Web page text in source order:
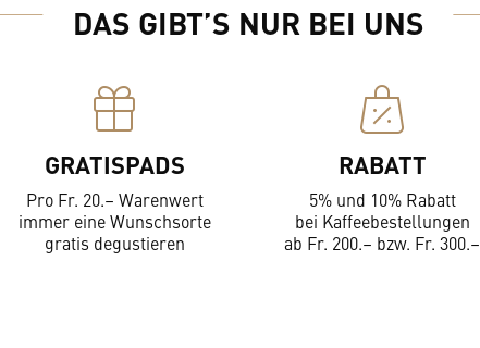
DAS GIBT’S NUR BEI UNS
GRATISPADS
Pro Fr. 20.– Warenwert
immer eine Wunschsorte
gratis degustieren
RABATT
5% und 10% Rabatt
bei Kaffeebestellungen
ab Fr. 200.– bzw. Fr. 300.–